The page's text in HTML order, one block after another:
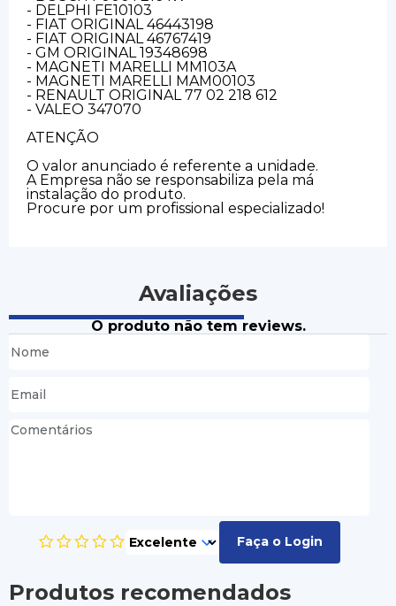
- DELPHI FE10103
- FIAT ORIGINAL 46443198
- FIAT ORIGINAL 46767419
- GM ORIGINAL 19348698
- MAGNETI MARELLI MM103A
- MAGNETI MARELLI MAM00103
- RENAULT ORIGINAL 77 02 218 612
- VALEO 347070
ATENÇÃO
O valor anunciado é referente a unidade.
A Empresa não se responsabiliza pela má
instalação do produto.
Procure por um profissional especializado!
Avaliações
O produto não tem reviews.
Faça o Login
Produtos recomendados